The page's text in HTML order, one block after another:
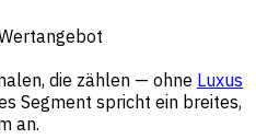
die zählen — ohne Luxus
Segment spricht ein breites,
an.